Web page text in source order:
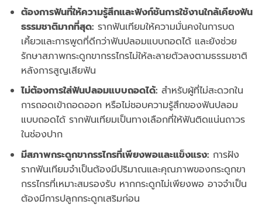
ต้องการฟันที่ให้ความรู้สึกและฟังก์ชันการใช้งานใกล้เคียงฟัน
ธรรมชาติมากที่สุด: รากฟันเทียมให้ความมั่นคงในการบด
เคี้ยวและการพูดที่ดีกว่าฟันปลอมแบบถอดได้ และยังช่วย
รักษาสภาพกระดูกขากรรไกรไม่ให้ละลายตัวลงตามธรรมชาติ
หลังการสูญเสียฟัน
ไม่ต้องการใส่ฟันปลอมแบบถอดได้: สำหรับผู้ที่ไม่สะดวกใน
การถอดเข้าถอดออก หรือไม่ชอบความรู้สึกของฟันปลอม
แบบถอดได้ รากฟันเทียมเป็นทางเลือกที่ให้ฟันติดแน่นถาวร
ในช่องปาก
มีสภาพกระดูกขากรรไกรที่เพียงพอและแข็งแรง: การฝัง
รากฟันเทียมจำเป็นต้องมีปริมาณและคุณภาพของกระดูกขา
กรรไกรที่เหมาะสมรองรับ หากกระดูกไม่เพียงพอ อาจจำเป็น
ต้องมีการปลูกกระดูกเสริมก่อน